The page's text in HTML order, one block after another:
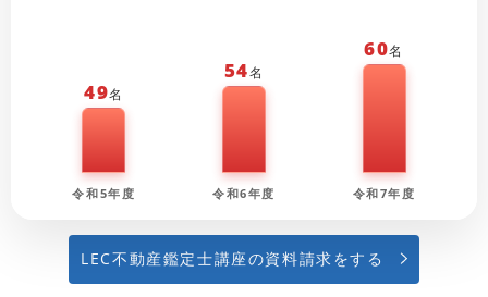
49名
令和5年度
54名
令和6年度
60名
令和7年度
LEC不動産鑑定士講座の資料請求をする